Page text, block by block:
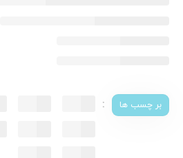
بر چسب ها :